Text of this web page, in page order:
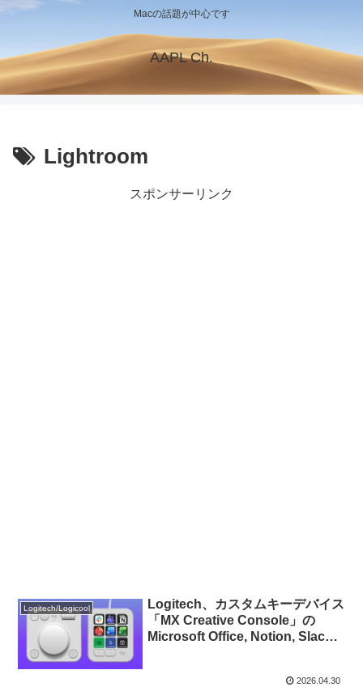
Macの話題が中心です
AAPL Ch.
Lightroom
スポンサーリンク
Logitech/Logicool
Logitech、カスタムキーデバイス
「MX Creative Console」の
Microsoft Office, Notion, Slack
2026.04.30